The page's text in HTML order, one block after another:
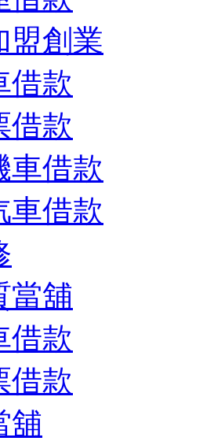
盟創業
借款
借款
車借款
車借款
當舖
借款
借款
舖